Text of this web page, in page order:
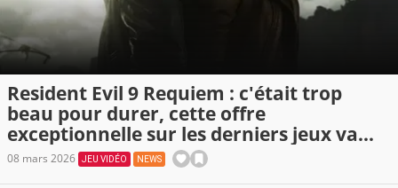
Resident Evil 9 Requiem : c'était trop
beau pour durer, cette offre
exceptionnelle sur les derniers jeux va
bientôt disparaître sur Nintendo Switch 2
08 mars 2026 JEU VIDÉO NEWS